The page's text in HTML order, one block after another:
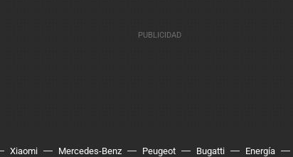
Xiaomi Mercedes-Benz Peugeot Bugatti Energía